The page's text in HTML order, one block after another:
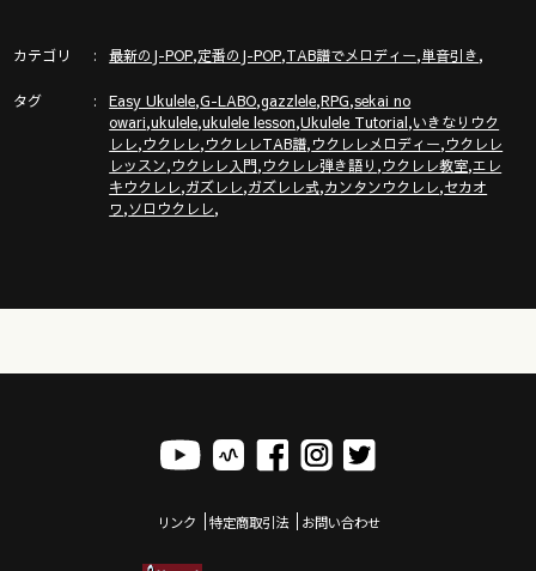
ウクレレのメロディーが輝く３つの裏技（ヴィブラート他）
●【ガズメロ】のページ https://gazzlele.com/g-solid/
▶︎▶︎▶︎ガズの新刊【ごきげん！ガズレレデイズ〜GGD】 （主婦
の友社刊）新発売！
な本になりました。
カテゴリ 最新のJ-POP,定番のJ-POP,TAB譜でメロディー,単音引き,
タグ Easy Ukulele,G-LABO,gazzlele,RPG,sekai no
owari,ukulele,ukulele lesson,Ukulele Tutorial,いきなりウク
レレ,ウクレレ,ウクレレTAB譜,ウクレレメロディー,ウクレレ
レッスン,ウクレレ入門,ウクレレ弾き語り ,ウクレレ教室,エレ
キウクレレ,ガズレレ,ガズレレ式,カンタンウクレレ,セカオ
ワ,ソロウクレレ,
リンク 特定商取引法 お問い合わせ